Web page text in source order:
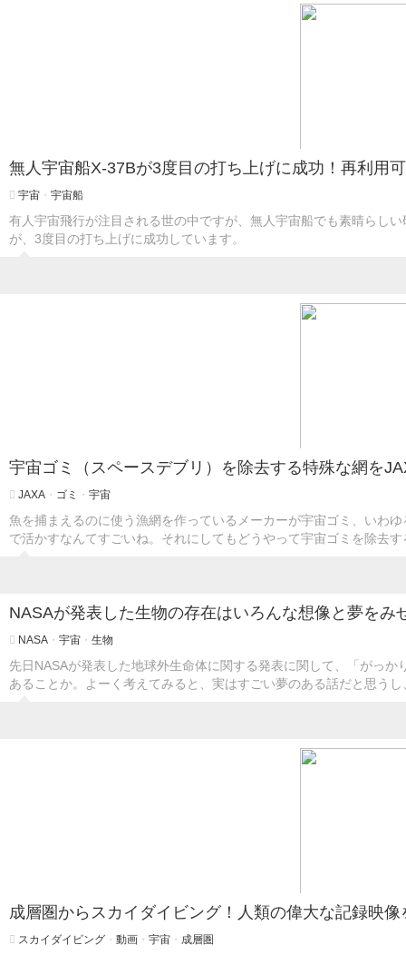
無人宇宙船X-37Bが3度目の打ち上げに成功！再利用
宇宙 ・ 宇宙船
有人宇宙飛行が注目される世の中ですが、無人宇宙船でも素晴らし
が、3度目の打ち上げに成功しています。
宇宙ゴミ（スペースデブリ）を除去する特殊な網を
JAXA ・ ゴミ ・ 宇宙
魚を捕まえるのに使う漁網を作っているメーカーが宇宙ゴミ、いわ
で活かすなんてすごいね。それにしてもどうやって宇宙ゴミを除去
NASAが発表した生物の存在はいろんな想像と夢をみ
NASA ・ 宇宙 ・ 生物
先日NASAが発表した地球外生命体に関する発表に関して、「がっ
あることか。よーく考えてみると、実はすごい夢のある話だと思う
成層圏からスカイダイビング！人類の偉大な記録映像
スカイダイビング ・ 動画 ・ 宇宙 ・ 成層圏